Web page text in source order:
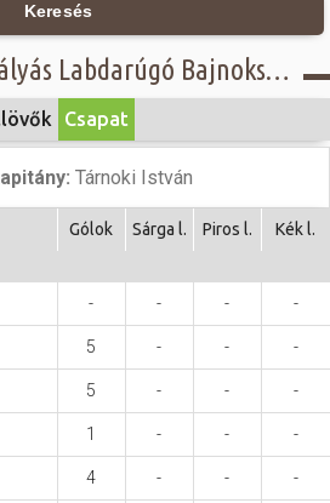
Keresés
2024-25 Városi Kispályás Labdarúgó Bajnokság - NEOsport csoport - ZOTU Reform Marketing Kft.
Csapat
Tárnoki István
Gólok Sárga l. Piros l. Kék l.
- - - -
5 - - -
5 - - -
1 - - -
4 - - -